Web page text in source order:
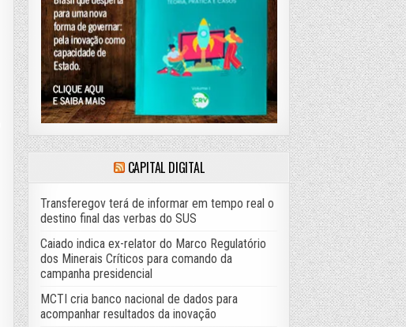
CAPITAL DIGITAL
Transferegov terá de informar em tempo real o
destino final das verbas do SUS
Caiado indica ex-relator do Marco Regulatório
dos Minerais Críticos para comando da
campanha presidencial
MCTI cria banco nacional de dados para
acompanhar resultados da inovação